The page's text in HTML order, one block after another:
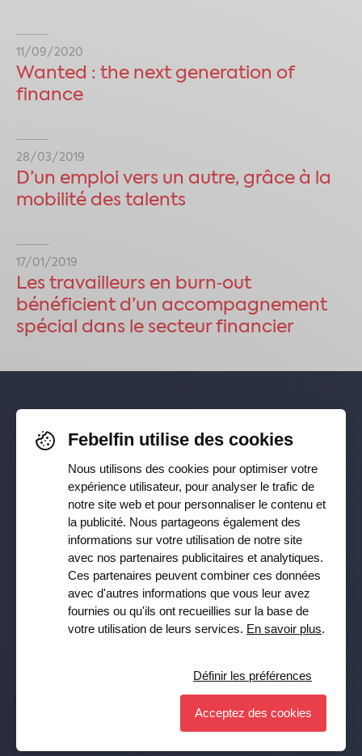
11/09/2020
Wanted : the next generation of
finance
28/03/2019
D’un emploi vers un autre, grâce à la
mobilité des talents
17/01/2019
Les travailleurs en burn‑out
bénéficient d’un accompagnement
spécial dans le secteur financier
Pour rester informé-e de nos
dernières actualités, suivez-nous sur
Facebook,TikTok,X,LinkedIn&
Instagram
Recevez notre newsletter
Souscrire
Febelfin utilise des cookies
Nous utilisons des cookies pour optimiser votre
expérience utilisateur, pour analyser le trafic de
notre site web et pour personnaliser le contenu et
la publicité. Nous partageons également des
informations sur votre utilisation de notre site
avec nos partenaires publicitaires et analytiques.
Ces partenaires peuvent combiner ces données
avec d'autres informations que vous leur avez
fournies ou qu'ils ont recueillies sur la base de
votre utilisation de leurs services. En savoir plus.
Définir les préférences
Acceptez des cookies